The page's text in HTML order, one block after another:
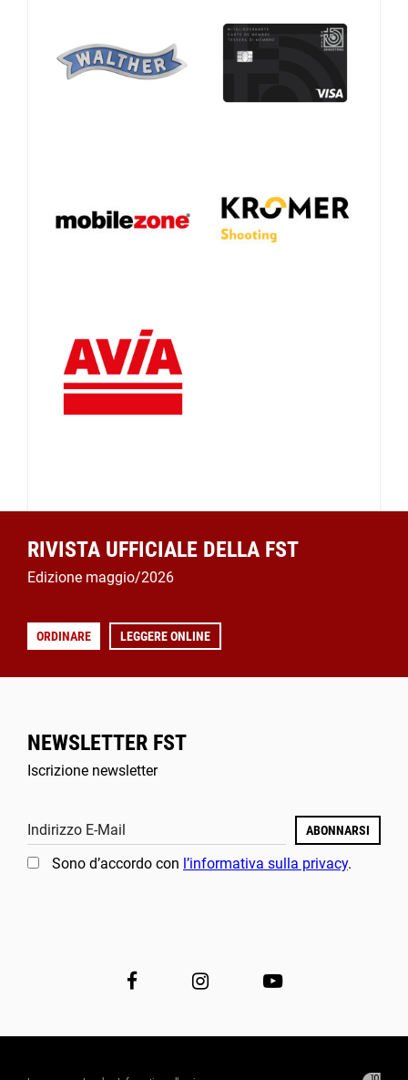
RIVISTA UFFICIALE DELLA FST
Edizione maggio/2026
ORDINARE LEGGERE ONLINE
NEWSLETTER FST
Iscrizione newsletter
Indirizzo E-Mail ABONNARSI
Sono d’accordo con l’informativa sulla privacy.